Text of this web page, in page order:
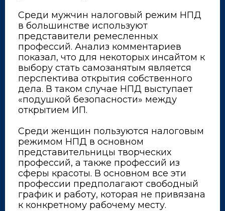
Среди мужчин налоговый режим НПД
в большинстве используют
представители ремесленных
профессий. Анализ комментариев
показал, что для некоторых инсайтом к
выбору стать самозанятым является
перспектива открытия собственного
дела. В таком случае НПД выступает
«подушкой безопасности» между
открытием ИП.
Среди женщин пользуются налоговым
режимом НПД в основном
представительницы творческих
профессий, а также профессий из
сферы красоты. В основном все эти
профессии предполагают свободный
график и работу, которая не привязана
к конкретному рабочему месту.